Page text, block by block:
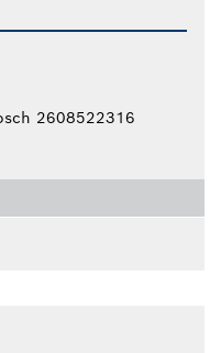
2608522316